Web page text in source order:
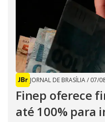
JORNAL DE BRASÍLIA/ 07/
Finep oferece
até 100% para